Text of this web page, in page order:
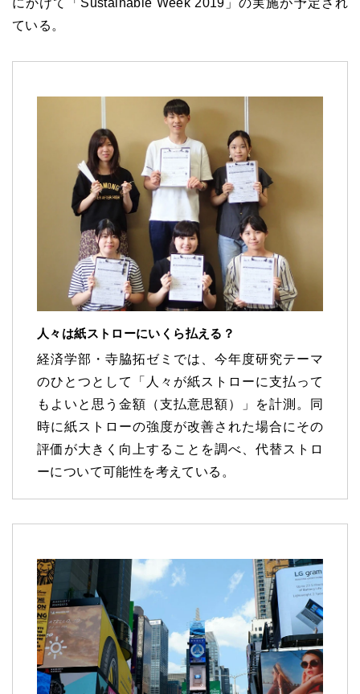
にかけて「Sustainable Week 2019」の実施が予定され
ている。
人々は紙ストローにいくら払える？
経済学部・寺脇拓ゼミでは、今年度研究テーマ
のひとつとして「人々が紙ストローに支払って
もよいと思う金額（支払意思額）」を計測。同
時に紙ストローの強度が改善された場合にその
評価が大きく向上することを調べ、代替ストロ
ーについて可能性を考えている。